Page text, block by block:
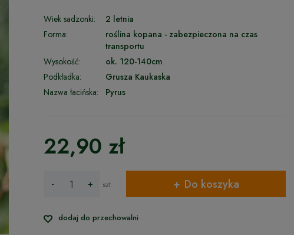
Wiek sadzonki:
2 letnia
Forma:
roślina kopana - zabezpieczona na czas
transportu
Wysokość:
ok. 120-140cm
Podkładka:
Grusza Kaukaska
Nazwa łacińska:
Pyrus
22,90 zł
- + szt. Do koszyka
dodaj do przechowalni